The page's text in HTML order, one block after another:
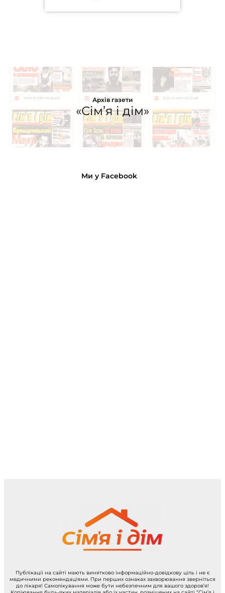
Архів газети
«Сім’я і дім»
Ми у Facebook
Публікації на сайті мають винятково інформаційно-довідкову ціль і не є
медичними рекомендаціями. При перших ознаках захворювання зверніться
до лікаря! Самолікування може бути небезпечним для вашого здоров’я!